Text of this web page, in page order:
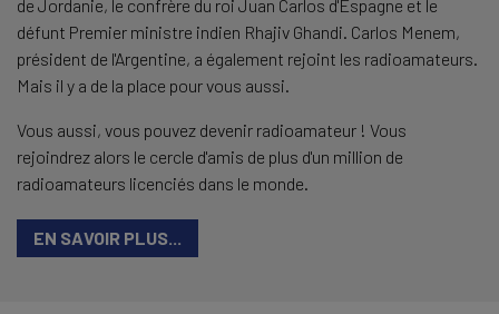
de Jordanie, le confrère du roi Juan Carlos d'Espagne et le
défunt Premier ministre indien Rhajiv Ghandi. Carlos Menem,
président de l'Argentine, a également rejoint les radioamateurs.
Mais il y a de la place pour vous aussi.
Vous aussi, vous pouvez devenir radioamateur ! Vous
rejoindrez alors le cercle d'amis de plus d'un million de
radioamateurs licenciés dans le monde.
EN SAVOIR PLUS...